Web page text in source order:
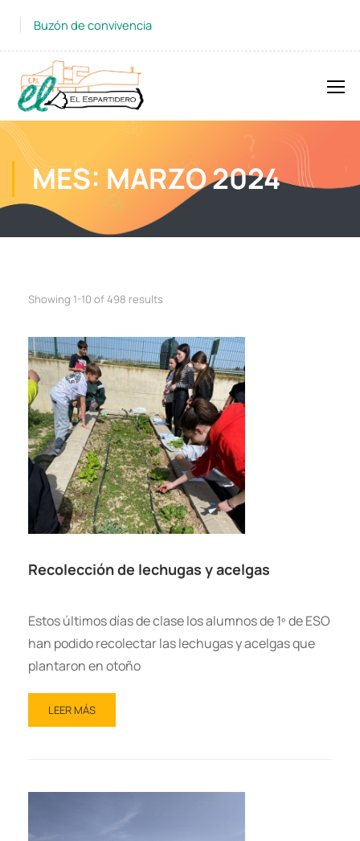
Buzón de convivencia
MES: MARZO 2024
Showing 1-10 of 498 results
Recolección de lechugas y acelgas
Estos últimos días de clase los alumnos de 1º de ESO
han podido recolectar las lechugas y acelgas que
plantaron en otoño
LEER MÁS